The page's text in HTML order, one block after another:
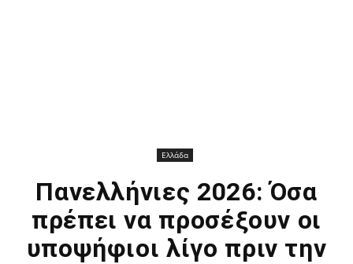
Ελλάδα
Πανελλήνιες 2026: Όσα
πρέπει να προσέξουν οι
υποψήφιοι λίγο πριν την